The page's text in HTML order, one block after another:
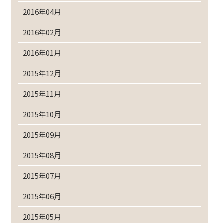
2016年04月
2016年02月
2016年01月
2015年12月
2015年11月
2015年10月
2015年09月
2015年08月
2015年07月
2015年06月
2015年05月